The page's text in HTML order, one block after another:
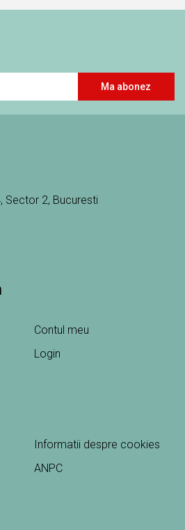
Ma abonez
Sector 2, Bucuresti
Contul meu
Login
Informatii despre cookies
ANPC